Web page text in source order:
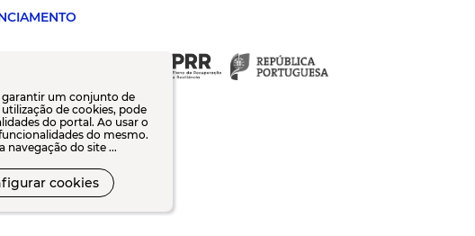
garantir um conjunto de
de cookies, pode
do portal. Ao usar o
do mesmo.
navegação do site ...
cookies